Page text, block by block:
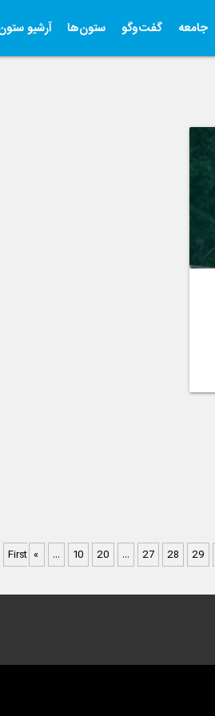
جامعه گفت‌وگو ستون‌ها آرشیو
« ... 10 20 ... 27 28 29